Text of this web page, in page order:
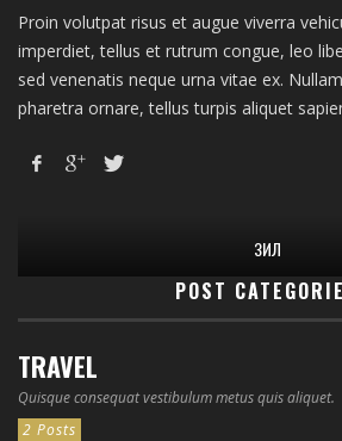
Proin volutpat risus et augue viverra
imperdiet, tellus et rutrum congue, leo
sed venenatis neque urna vitae ex.
pharetra ornare, tellus turpis aliquet
ЗИЛ
POST
TRAVEL
Quisque consequat vestibulum metus quis aliquet.
2 Posts